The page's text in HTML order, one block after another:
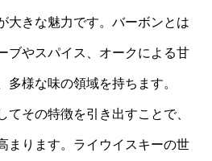
大きな魅力です。バーボンとは
ブやスパイス、オークによる甘
多様な味の領域を持ちます。
てその特徴を引き出すことで、
まります。ライウイスキーの世